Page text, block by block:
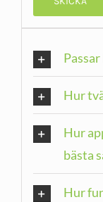
Hur
Hur
bästa
Hur